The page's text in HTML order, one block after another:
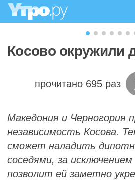
Косово окружили
прочитано 695 раз
Македония и Черногория
независимость Косова.
сможет наладить
соседями, за
позволит ей заметно